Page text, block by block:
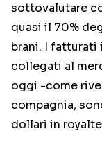
sottovalutare
quasi il 70%
brani. I
collegati al
oggi -come
compagnia,
dollari in